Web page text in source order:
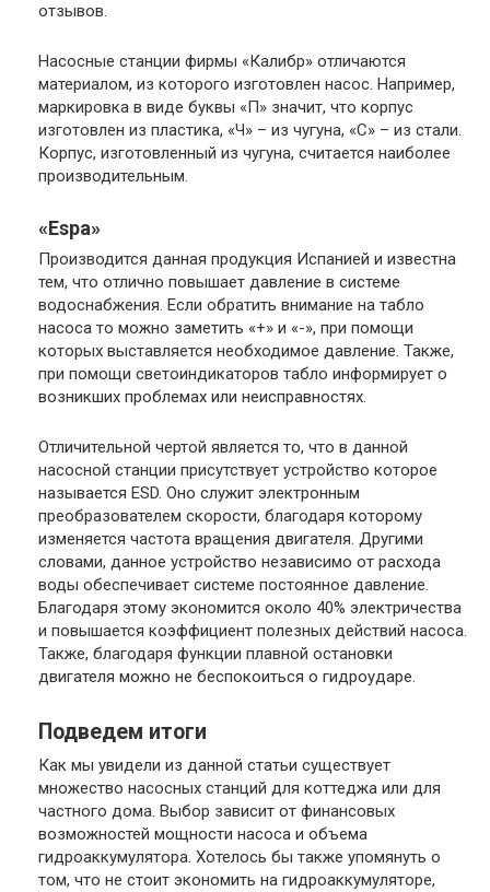
отзывов.
Насосные станции фирмы «Калибр» отличаются
материалом, из которого изготовлен насос. Например,
маркировка в виде буквы «П» значит, что корпус
изготовлен из пластика, «Ч» – из чугуна, «С» – из стали.
Корпус, изготовленный из чугуна, считается наиболее
производительным.
«Espa»
Производится данная продукция Испанией и известна
тем, что отлично повышает давление в системе
водоснабжения. Если обратить внимание на табло
насоса то можно заметить «+» и «-», при помощи
которых выставляется необходимое давление. Также,
при помощи светоиндикаторов табло информирует о
возникших проблемах или неисправностях.
Отличительной чертой является то, что в данной
насосной станции присутствует устройство которое
называется ESD. Оно служит электронным
преобразователем скорости, благодаря которому
изменяется частота вращения двигателя. Другими
словами, данное устройство независимо от расхода
воды обеспечивает системе постоянное давление.
Благодаря этому экономится около 40% электричества
и повышается коэффициент полезных действий насоса.
Также, благодаря функции плавной остановки
двигателя можно не беспокоиться о гидроударе.
Подведем итоги
Как мы увидели из данной статьи существует
множество насосных станций для коттеджа или для
частного дома. Выбор зависит от финансовых
возможностей мощности насоса и объема
гидроаккумулятора. Хотелось бы также упомянуть о
том, что не стоит экономить на гидроаккумуляторе,